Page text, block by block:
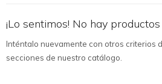
¡Lo sentimos! No hay
Inténtalo nuevamente con otros criterios
secciones de nuestro catálogo.